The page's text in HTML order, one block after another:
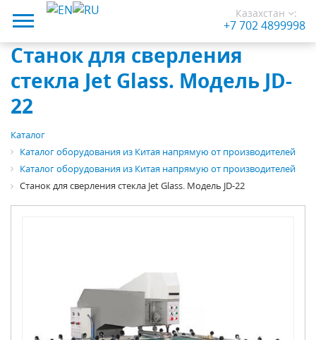
Казахстан
+7 702 4899998
:
Станок для сверления
стекла Jet Glass. Модель JD-
22
Каталог
Каталог оборудования из Китая напрямую от производителей
Каталог оборудования из Китая напрямую от производителей
Станок для сверления стекла Jet Glass. Модель JD-22